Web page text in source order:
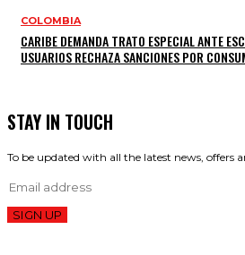
COLOMBIA
CARIBE DEMANDA TRATO ESPECIAL ANTE
USUARIOS RECHAZA SANCIONES POR
STAY IN TOUCH
To be updated with all the latest news, offers
SIGN UP